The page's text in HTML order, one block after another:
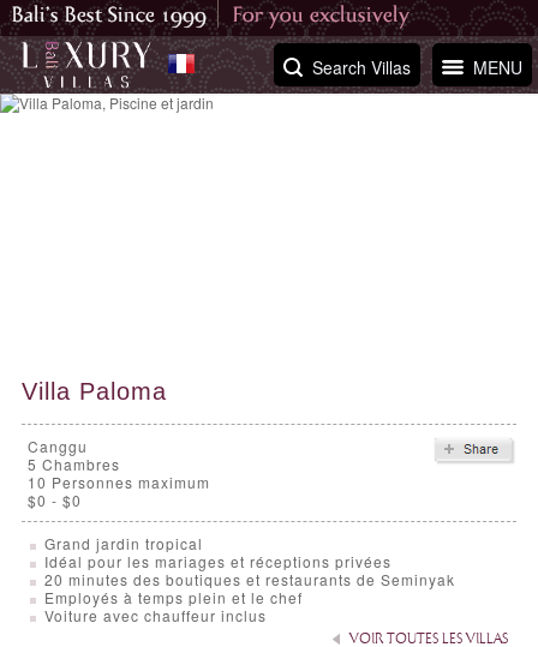
MENU
Search Villas
Villa Paloma
Canggu
5 Chambres
10 Personnes maximum
$0 - $0
Grand jardin tropical
Idéal pour les mariages et réceptions privées
20 minutes des boutiques et restaurants de Seminyak
Employés à temps plein et le chef
Voiture avec chauffeur inclus
VOIR TOUTES LES VILLAS